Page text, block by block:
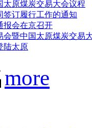
太原煤炭交易大会议程
签订履行工作的通知
报会在京召开
会暨中国太原煤炭交易
陆太原
more